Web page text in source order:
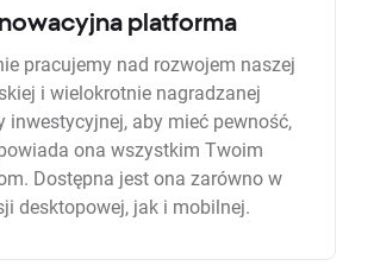
platforma
pracujemy nad rozwojem naszej
i wielokrotnie nagradzanej
inwestycyjnej, aby mieć pewność,
ona wszystkim Twoim
Dostępna jest ona zarówno w
desktopowej, jak i mobilnej.